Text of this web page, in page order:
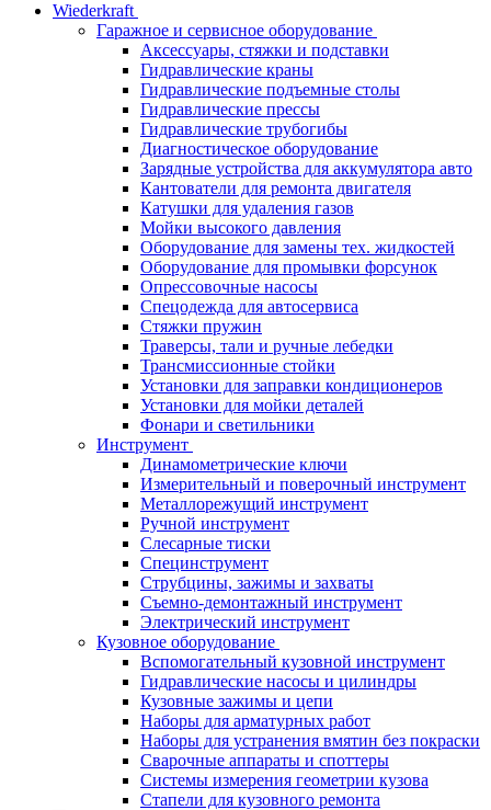
Wiederkraft
Гаражное и сервисное оборудование
Аксессуары, стяжки и подставки
Гидравлические краны
Гидравлические подъемные столы
Гидравлические прессы
Гидравлические трубогибы
Диагностическое оборудование
Зарядные устройства для аккумулятора авто
Кантователи для ремонта двигателя
Катушки для удаления газов
Мойки высокого давления
Оборудование для замены тех. жидкостей
Оборудование для промывки форсунок
Опрессовочные насосы
Спецодежда для автосервиса
Стяжки пружин
Траверсы, тали и ручные лебедки
Трансмиссионные стойки
Установки для заправки кондиционеров
Установки для мойки деталей
Фонари и светильники
Инструмент
Динамометрические ключи
Измерительный и поверочный инструмент
Металлорежущий инструмент
Ручной инструмент
Слесарные тиски
Специнструмент
Струбцины, зажимы и захваты
Съемно-демонтажный инструмент
Электрический инструмент
Кузовное оборудование
Вспомогательный кузовной инструмент
Гидравлические насосы и цилиндры
Кузовные зажимы и цепи
Наборы для арматурных работ
Наборы для устранения вмятин без покраски
Сварочные аппараты и споттеры
Системы измерения геометрии кузова
Стапели для кузовного ремонта